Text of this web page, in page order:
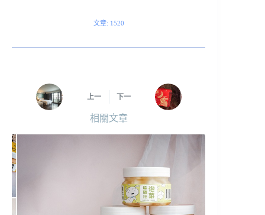
文章: 1520
上一 下一
相關文章